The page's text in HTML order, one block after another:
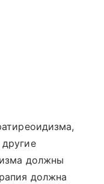
должны
должна